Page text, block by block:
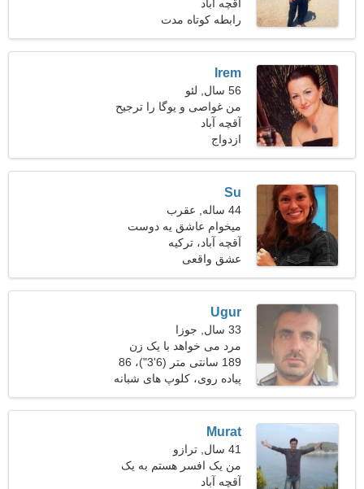
47-54
آقچه آباد
رابطه کوتاه مدت
Irem
56 سال, لئو
من غواصی و یوگا را ترجیح
می دهم
آقچه آباد
ازدواج
Su
44 ساله, عقرب
میخوام عاشق یه دوست
مهربون بشم
آقچه آباد، ترکیه
عشق واقعی
Ugur
33 سال, جوزا
مرد می خواهد با یک زن
ملاقات کند 23-28
189 سانتی متر (6'3")، 86
کیلوگرم (189 پوند)
پیاده روی، کلوپ های شبانه
Murat
41 سال, ترازو
من یک افسر هستم به یک
خانم متواضع نیازمندم
آقچه آباد